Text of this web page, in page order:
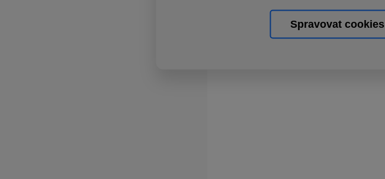
Spravovat cookies